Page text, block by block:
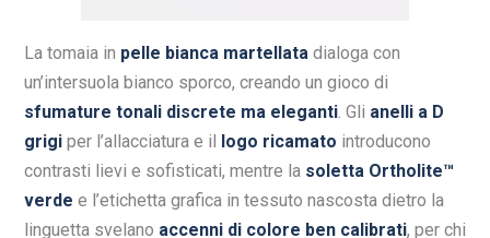
La tomaia in pelle bianca martellata dialoga con
un’intersuola bianco sporco, creando un gioco di
sfumature tonali discrete ma eleganti. Gli anelli a D
grigi per l’allacciatura e il logo ricamato introducono
contrasti lievi e sofisticati, mentre la soletta Ortholite™
verde e l’etichetta grafica in tessuto nascosta dietro la
linguetta svelano accenni di colore ben calibrati, per chi